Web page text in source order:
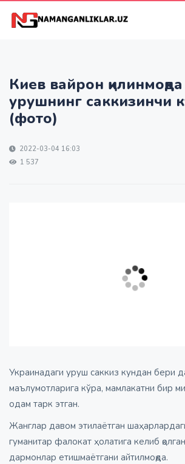
Киев вайрон
урушнинг саккизинчи
(фото)
2022-03-04 16:03
1 537
Украинадаги уруш саккиз кундан бери
маълумотларига кўра, мамлакатни бир
одам тарк этган.
Жанглар давом этилаётган
гуманитар фалокат ҳолатига келиб
дармонлар етишмаётгани айтилмоқда.